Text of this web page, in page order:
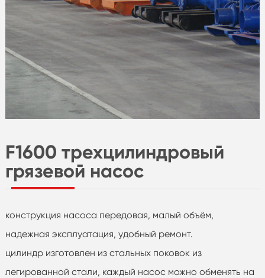
F1600 трехцилиндровый
грязевой насос
конструкция насоса передовая, малый объём,
надежная эксплуатация, удобный ремонт.
цилиндр изготовлен из стальных поковок из
легированной стали, каждый насос можно обменять на